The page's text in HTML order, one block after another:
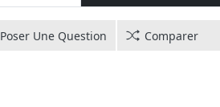
Poser Une Question
Comparer